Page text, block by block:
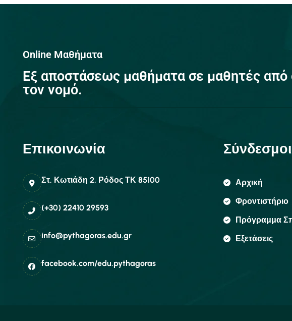
Online Μαθήματα
Eξ αποστάσεως μαθήματα σε μαθητές από
τον νομό.
Επικοινωνία
Στ. Κωτιάδη 2, Ρόδος ΤΚ 85100
(+30) 22410 29593
info@pythagoras.edu.gr
facebook.com/edu.pythagoras
Σύνδεσμοι
Αρχική
Φροντιστήριο
Πρόγραμμα
Εξετάσεις